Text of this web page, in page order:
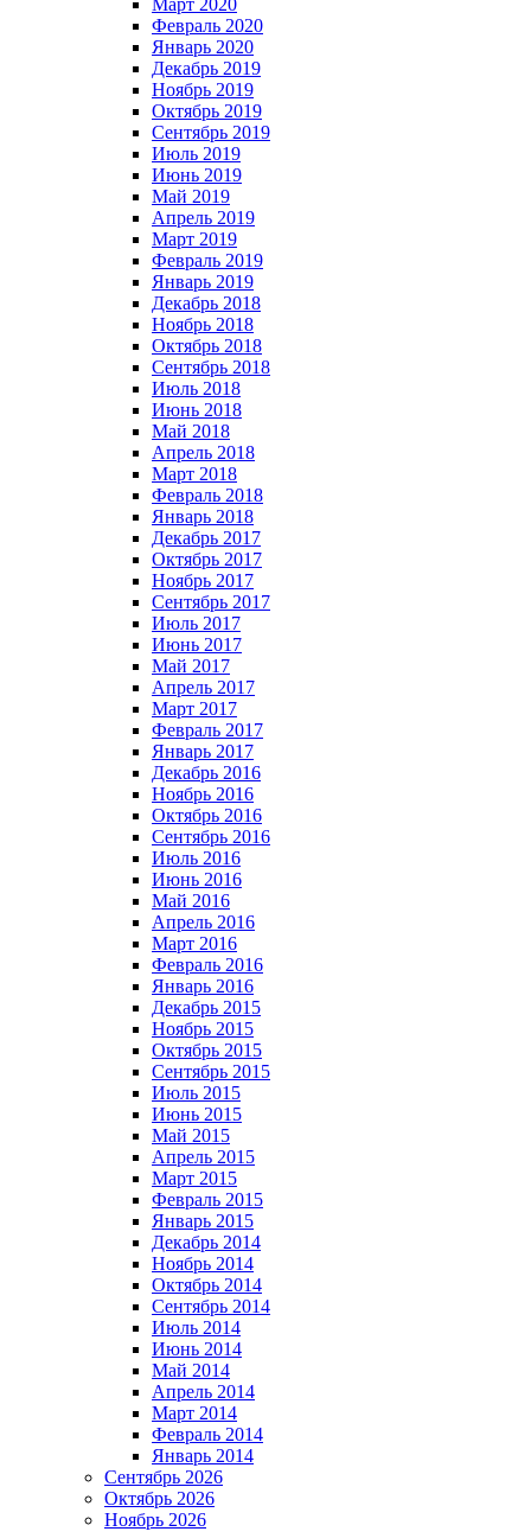
Март 2020
Февраль 2020
Январь 2020
Декабрь 2019
Ноябрь 2019
Октябрь 2019
Сентябрь 2019
Июль 2019
Июнь 2019
Май 2019
Апрель 2019
Март 2019
Февраль 2019
Январь 2019
Декабрь 2018
Ноябрь 2018
Октябрь 2018
Сентябрь 2018
Июль 2018
Июнь 2018
Май 2018
Апрель 2018
Март 2018
Февраль 2018
Январь 2018
Декабрь 2017
Октябрь 2017
Ноябрь 2017
Сентябрь 2017
Июль 2017
Июнь 2017
Май 2017
Апрель 2017
Март 2017
Февраль 2017
Январь 2017
Декабрь 2016
Ноябрь 2016
Октябрь 2016
Сентябрь 2016
Июль 2016
Июнь 2016
Май 2016
Апрель 2016
Март 2016
Февраль 2016
Январь 2016
Декабрь 2015
Ноябрь 2015
Октябрь 2015
Сентябрь 2015
Июль 2015
Июнь 2015
Май 2015
Апрель 2015
Март 2015
Февраль 2015
Январь 2015
Декабрь 2014
Ноябрь 2014
Октябрь 2014
Сентябрь 2014
Июль 2014
Июнь 2014
Май 2014
Апрель 2014
Март 2014
Февраль 2014
Январь 2014
Сентябрь 2026
Октябрь 2026
Ноябрь 2026